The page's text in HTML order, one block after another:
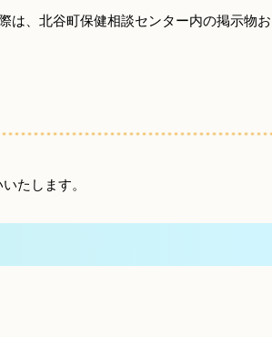
は、北谷町保健相談センター内の掲示物お
たします。